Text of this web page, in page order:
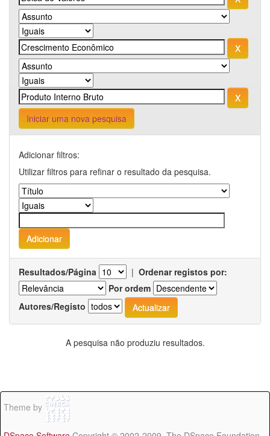
Iniciar uma nova pesquisa
Adicionar filtros:
Utilizar filtros para refinar o resultado da pesquisa.
Resultados/Página | Ordenar registos por:
Por ordem
Autores/Registo
A pesquisa não produziu resultados.
Theme by